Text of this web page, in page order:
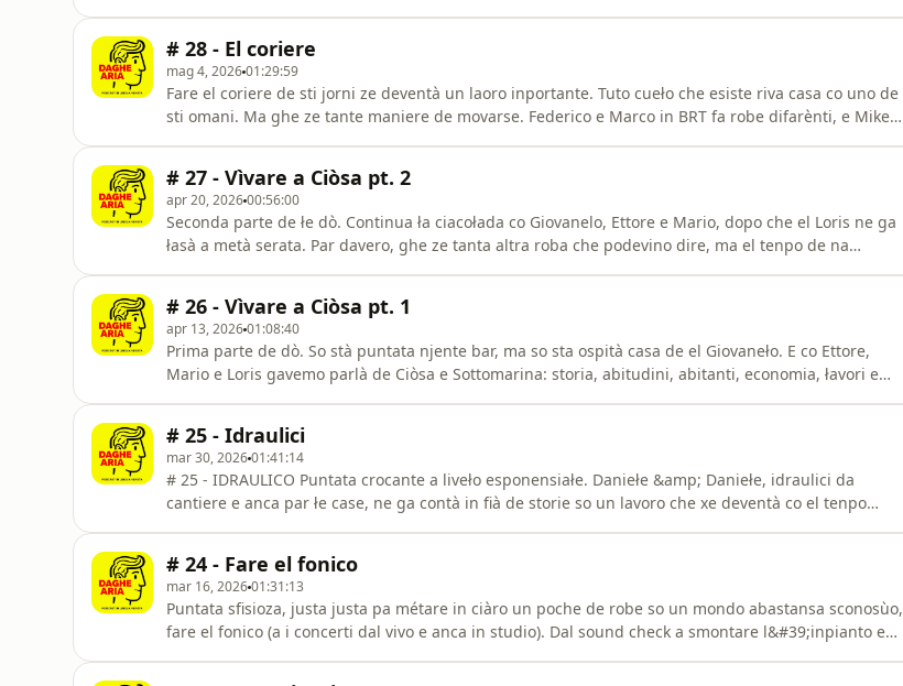
a Silvi
# 28 - El coriere
mag 4, 202601:29:59
Fare el coriere de sti jorni ze deventà un laoro inportante. Tuto cueło che esiste riva casa co uno de
sti omani. Ma ghe ze tante maniere de movarse. Federico e Marco in BRT fa robe difarènti, e Mike
# 27 - Vìvare a Ciòsa pt. 2
apr 20, 202600:56:00
Seconda parte de łe dò. Continua ła ciacołada co Giovanelo, Ettore e Mario, dopo che el Loris ne ga
łasà a metà serata. Par davero, ghe ze tanta altra roba che podevino dire, ma el tenpo de na
hobby
# 26 - Vìvare a Ciòsa pt. 1
apr 13, 202601:08:40
Prima parte de dò. So stà puntata njente bar, ma so sta ospità casa de el Giovaneło. E co Ettore,
Mario e Loris gavemo parlà de Ciòsa e Sottomarina: storia, abitudini, abitanti, economia, łavori e
scrivi a d
# 25 - Idraulici
mar 30, 202601:41:14
# 25 - IDRAULICO Puntata crocante a liveło esponensiałe. Daniełe &amp; Daniełe, idraulici da
cantiere e anca par łe case, ne ga contà in fià de storie so un lavoro che xe deventà co el tenpo
strano, o na
# 24 - Fare el fonico
mar 16, 202601:31:13
Puntata sfisioza, justa justa pa métare in ciàro un poche de robe so un mondo abastansa sconosùo,
fare el fonico (a i concerti dal vivo e anca in studio). Dal sound check a smontare l&#39;inpianto e